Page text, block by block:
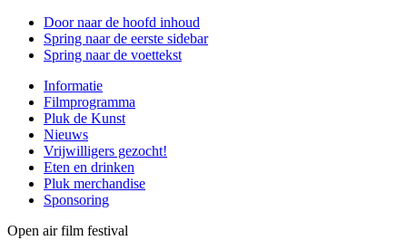
Door naar de hoofd inhoud
Spring naar de eerste sidebar
Spring naar de voettekst
Informatie
Filmprogramma
Pluk de Kunst
Nieuws
Vrijwilligers gezocht!
Eten en drinken
Pluk merchandise
Sponsoring
Open air film festival